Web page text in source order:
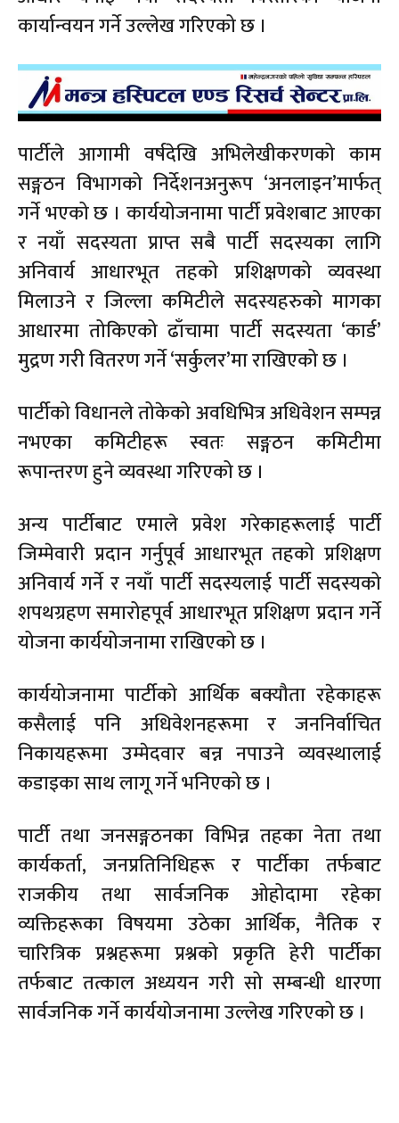
कार्यान्वयन गर्ने उल्लेख गरिएको छ ।
पार्टीले आगामी वर्षदेखि अभिलेखीकरणको काम
सङ्गठन विभागको निर्देशनअनुरूप ‘अनलाइन’मार्फत्
गर्ने भएको छ । कार्ययोजनामा पार्टी प्रवेशबाट आएका
र नयाँ सदस्यता प्राप्त सबै पार्टी सदस्यका लागि
अनिवार्य आधारभूत तहको प्रशिक्षणको व्यवस्था
मिलाउने र जिल्ला कमिटीले सदस्यहरुको मागका
आधारमा तोकिएको ढाँचामा पार्टी सदस्यता ‘कार्ड’
मुद्रण गरी वितरण गर्ने ‘सर्कुलर’मा राखिएको छ ।
पार्टीको विधानले तोकेको अवधिभित्र अधिवेशन सम्पन्न
नभएका कमिटीहरू स्वतः सङ्गठन कमिटीमा
रूपान्तरण हुने व्यवस्था गरिएको छ ।
अन्य पार्टीबाट एमाले प्रवेश गरेकाहरूलाई पार्टी
जिम्मेवारी प्रदान गर्नुपूर्व आधारभूत तहको प्रशिक्षण
अनिवार्य गर्ने र नयाँ पार्टी सदस्यलाई पार्टी सदस्यको
शपथग्रहण समारोहपूर्व आधारभूत प्रशिक्षण प्रदान गर्ने
योजना कार्ययोजनामा राखिएको छ ।
कार्ययोजनामा पार्टीको आर्थिक बक्यौता रहेकाहरू
कसैलाई पनि अधिवेशनहरूमा र जननिर्वाचित
निकायहरूमा उम्मेदवार बन्न नपाउने व्यवस्थालाई
कडाइका साथ लागू गर्ने भनिएको छ ।
पार्टी तथा जनसङ्गठनका विभिन्न तहका नेता तथा
कार्यकर्ता, जनप्रतिनिधिहरू र पार्टीका तर्फबाट
राजकीय तथा सार्वजनिक ओहोदामा रहेका
व्यक्तिहरूका विषयमा उठेका आर्थिक, नैतिक र
चारित्रिक प्रश्नहरूमा प्रश्नको प्रकृति हेरी पार्टीका
तर्फबाट तत्काल अध्ययन गरी सो सम्बन्धी धारणा
सार्वजनिक गर्ने कार्ययोजनामा उल्लेख गरिएको छ ।